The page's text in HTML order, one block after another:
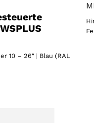
10 – 26″ | Blau (RAL